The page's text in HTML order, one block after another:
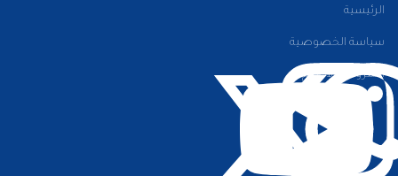
الرئيسية
سياسة الخصوصية
الشروط والأحكام